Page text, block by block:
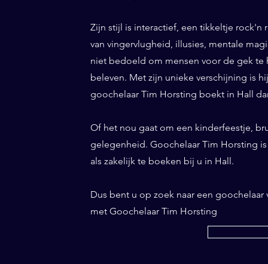
Zijn stijl is interactief, een tikkeltje rock'n
van vingervlugheid, illusies, mentale
niet bedoeld om mensen voor de gek te
beleven. Met zijn unieke verschijning is
goochelaar Tim Horsting boekt in Hall
Of het nou gaat om een kinderfeestje,
gelegenheid. Goochelaar Tim Horsting
als zakelijk te boeken bij u in Hall.
Dus bent u op zoek naar een
met Goochelaar Tim Horsting